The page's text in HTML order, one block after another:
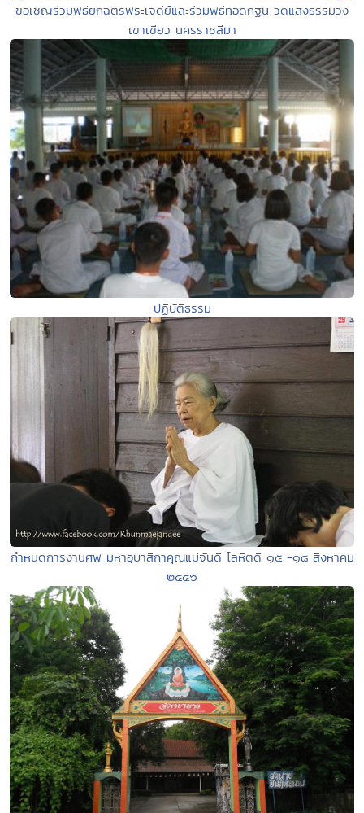
ขอเชิญร่วมพิธียกฉัตรพระเจดีย์และร่วมพิธีทอดกฐิน วัดแสงธรรมวัง
เขาเขียว นครราชสีมา
ปฏิบัติธรรม
กำหนดการงานศพ มหาอุบาสิกาคุณแม่จันดี โลหิตดี ๑๕ -๑๘ สิงหาคม
๒๕๕๖